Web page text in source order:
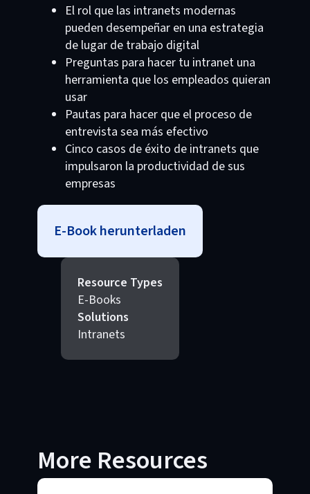
El rol que las intranets modernas
pueden desempeñar en una estrategia
de lugar de trabajo digital
Preguntas para hacer tu intranet una
herramienta que los empleados quieran
usar
Pautas para hacer que el proceso de
entrevista sea más efectivo
Cinco casos de éxito de intranets que
impulsaron la productividad de sus
empresas
E-Book herunterladen
Resource Types
E-Books
Solutions
Intranets
More Resources